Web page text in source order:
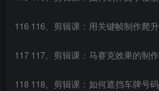
116 116、剪辑课：用关键帧制作爬
117 117、剪辑课：马赛克效果的制
118 118、剪辑课：如何遮挡车牌号码